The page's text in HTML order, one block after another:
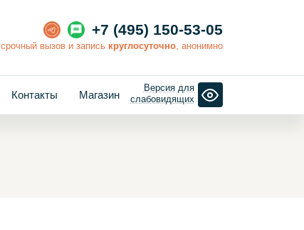
+7 (495) 150-53-05
cрочный вызов и запись круглосуточно , анонимно
Контакты Магазин
Версия для
слабовидящих